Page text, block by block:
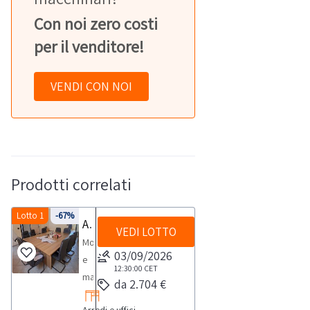
Con noi zero costi
per il venditore!
VENDI CON NOI
Prodotti correlati
-67%
Lotto 1
Arredi e attrezzature ufficio
Mobili
e
macchinari
ufficio
VEDI LOTTO
03/09/2026
12:30:00 CET
da 2.704 €